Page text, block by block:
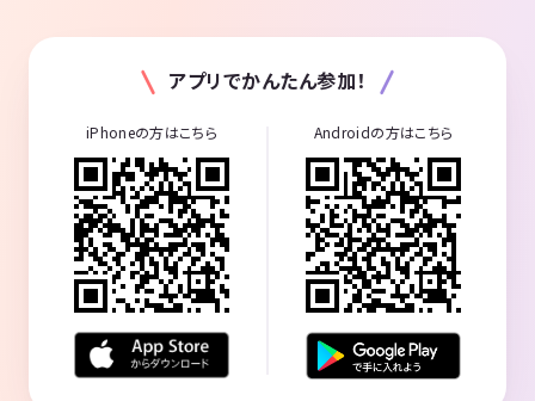
アプリでかんたん参加！
iPhoneの方はこちら Androidの方はこちら